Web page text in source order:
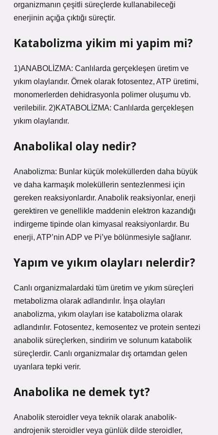
organizmanın çeşitli süreçlerde kullanabileceği
enerjinin açığa çıktığı süreçtir.
Katabolizma yikim mi yapim mi?
1)ANABOLİZMA: Canlılarda gerçekleşen üretim ve
yıkım olaylarıdır. Örnek olarak fotosentez, ATP üretimi,
monomerlerden dehidrasyonla polimer oluşumu vb.
verilebilir. 2)KATABOLİZMA: Canlılarda gerçekleşen
yıkım olaylarıdır.
Anabolikal olay nedir?
Anabolizma: Bunlar küçük moleküllerden daha büyük
ve daha karmaşık moleküllerin sentezlenmesi için
gereken reaksiyonlardır. Anabolik reaksiyonlar, enerji
gerektiren ve genellikle maddenin elektron kazandığı
indirgeme tipinde olan kimyasal reaksiyonlardır. Bu
enerji, ATP’nin ADP ve Pi’ye bölünmesiyle sağlanır.
Yapım ve yıkım olayları nelerdir?
Canlı organizmalardaki tüm üretim ve yıkım süreçleri
metabolizma olarak adlandırılır. İnşa olayları
anabolizma, yıkım olayları ise katabolizma olarak
adlandırılır. Fotosentez, kemosentez ve protein sentezi
anabolik süreçlerken, sindirim ve solunum katabolik
süreçlerdir. Canlı organizmalar dış ortamdan gelen
uyarılara tepki verir.
Anabolika ne demek tyt?
Anabolik steroidler veya teknik olarak anabolik-
androjenik steroidler veya günlük dilde steroidler,